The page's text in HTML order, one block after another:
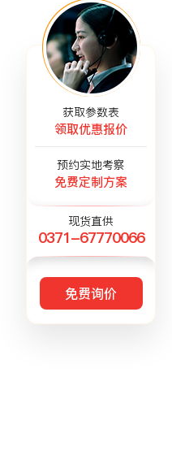
获取参数表
领取优惠报价
预约实地考察
免费定制方案
现货直供
0371-67770066
免费询价